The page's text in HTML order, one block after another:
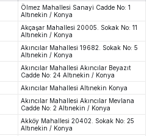
Ölmez Mahallesi Sanayi Cadde No: 1
Altınekin / Konya
Akçaşar Mahallesi 20005. Sokak No: 11
Altınekin / Konya
Akıncılar Mahallesi 19682. Sokak No: 5
Altınekin / Konya
Akıncılar Mahallesi Akıncılar Beyazıt
Cadde No: 24 Altınekin / Konya
Akıncılar Mahallesi Altınekin Konya
Akıncılar Mahallesi Akıncılar Mevlana
Cadde No: 2 Altınekin / Konya
Akköy Mahallesi 20402. Sokak No: 25
Altınekin / Konya